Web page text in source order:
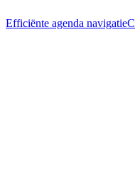
Efficiënte agenda navigatie